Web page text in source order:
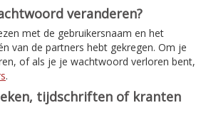
veranderen?
met de gebruikersnaam en het
van de partners hebt gekregen. Om je
of als je je wachtwoord verloren bent,
.
tijdschriften of kranten